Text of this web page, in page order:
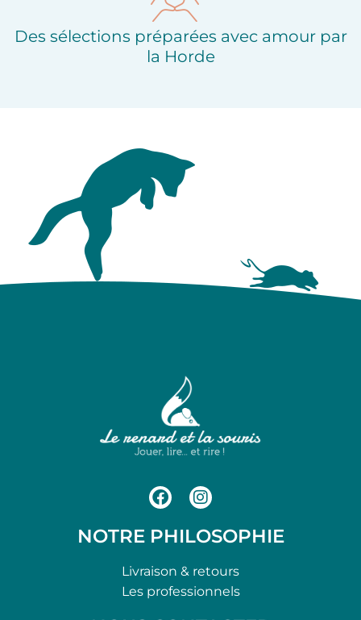
Des sélections préparées avec amour par
la Horde
NOTRE PHILOSOPHIE
Livraison & retours
Les professionnels